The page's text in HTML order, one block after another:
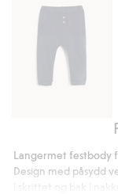
Langermet festbody
Design med påsydd